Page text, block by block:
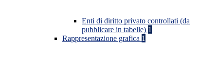
Enti di diritto privato controllati (da
pubblicare in tabelle) 1
Rappresentazione grafica 1